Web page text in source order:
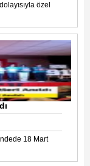
özel
18 Mart